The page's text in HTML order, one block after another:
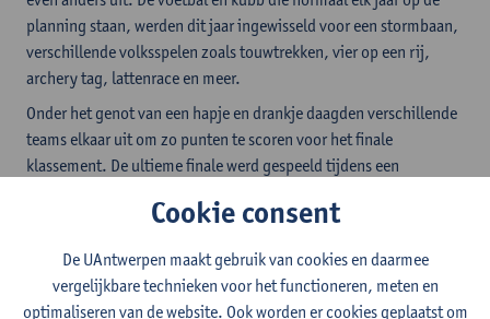
planning staan, werden dit jaar ingewisseld voor een stormbaan,
verschillende volksspelen zoals touwtrekken, vier op een rij,
archery tag, lattenrace en meer.
Onder het genot van een hapje en drankje daagden verschillende
teams elkaar uit om zo punten te scoren voor het finale
klassement. De ultieme finale werd gespeeld tijdens een
plaatsvond op campus Middelheim, sloegen de faculteit,
del Ingeniero van te maken. De vele foodtrucks en lekkere
drankjes, in combinatie met de sfeervolle muziek, het lekkere
Cookie consent
De UAntwerpen maakt gebruik van cookies en daarmee
vergelijkbare technieken voor het functioneren, meten en
optimaliseren van de website. Ook worden er cookies geplaatst om